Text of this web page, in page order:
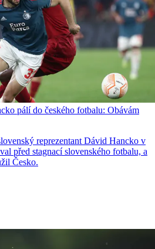
pálí do českého fotbalu: Obávám
reprezentant Dávid Hancko v
před stagnací slovenského fotbalu, a
Česko.